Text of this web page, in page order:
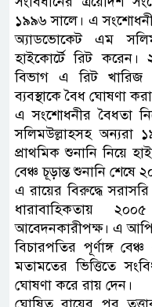
১৯৯৬ সালে। এ
অ্যাডভোকেট এম
হাইকোর্টে রিট
বিভাগ এ রিট খারিজ
ব্যবস্থাকে বৈধ ঘোষণা
এ সংশোধনীর বৈধতা
সলিমউল্লাহসহ অন্যরা
প্রাথমিক শুনানি নিয়ে
বেঞ্চ চূড়ান্ত শুনানি
এ রায়ের বিরুদ্ধে
ধারাবাহিকতায়
আবেদনকারীপক্ষ। এ
বিচারপতির পূর্ণাঙ্গ
মতামতের ভিত্তিতে
ঘোষণা করে রায় দেন।